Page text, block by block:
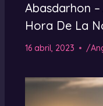
Abasdarhon
Hora De La
16 abril, 2023 /